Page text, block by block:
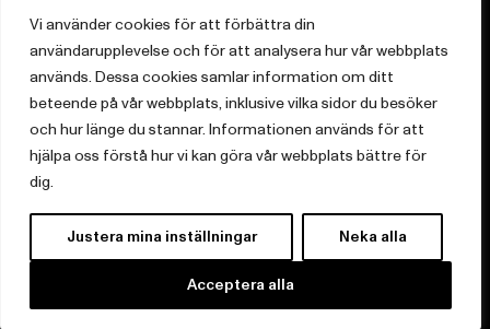
Vi använder cookies för att förbättra din
användarupplevelse och för att analysera hur vår webbplats
används. Dessa cookies samlar information om ditt
beteende på vår webbplats, inklusive vilka sidor du besöker
och hur länge du stannar. Informationen används för att
hjälpa oss förstå hur vi kan göra vår webbplats bättre för
dig.
Justera mina inställningar Neka alla
Acceptera alla
Box 3159, 103 63 Stockholm
Om Bonnierförlagen
Cookies
Integritetspolicy